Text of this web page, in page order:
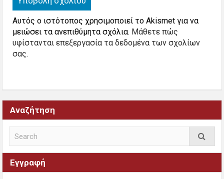
Αυτός ο ιστότοπος χρησιμοποιεί το Akismet για να
μειώσει τα ανεπιθύμητα σχόλια. Μάθετε πώς
υφίστανται επεξεργασία τα δεδομένα των σχολίων
σας.
Αναζήτηση
Εγγραφή